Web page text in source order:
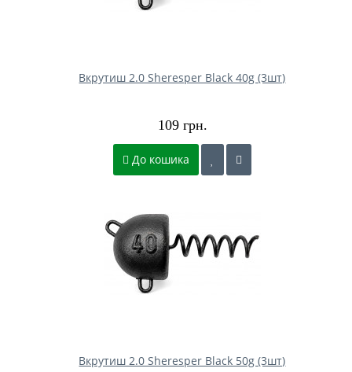
Вкрутиш 2.0 Sheresper Black 40g (3шт)
109 грн.
До кошика
Вкрутиш 2.0 Sheresper Black 50g (3шт)